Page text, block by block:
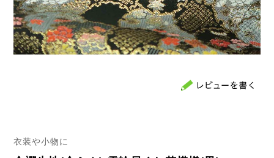
衣装や小物に